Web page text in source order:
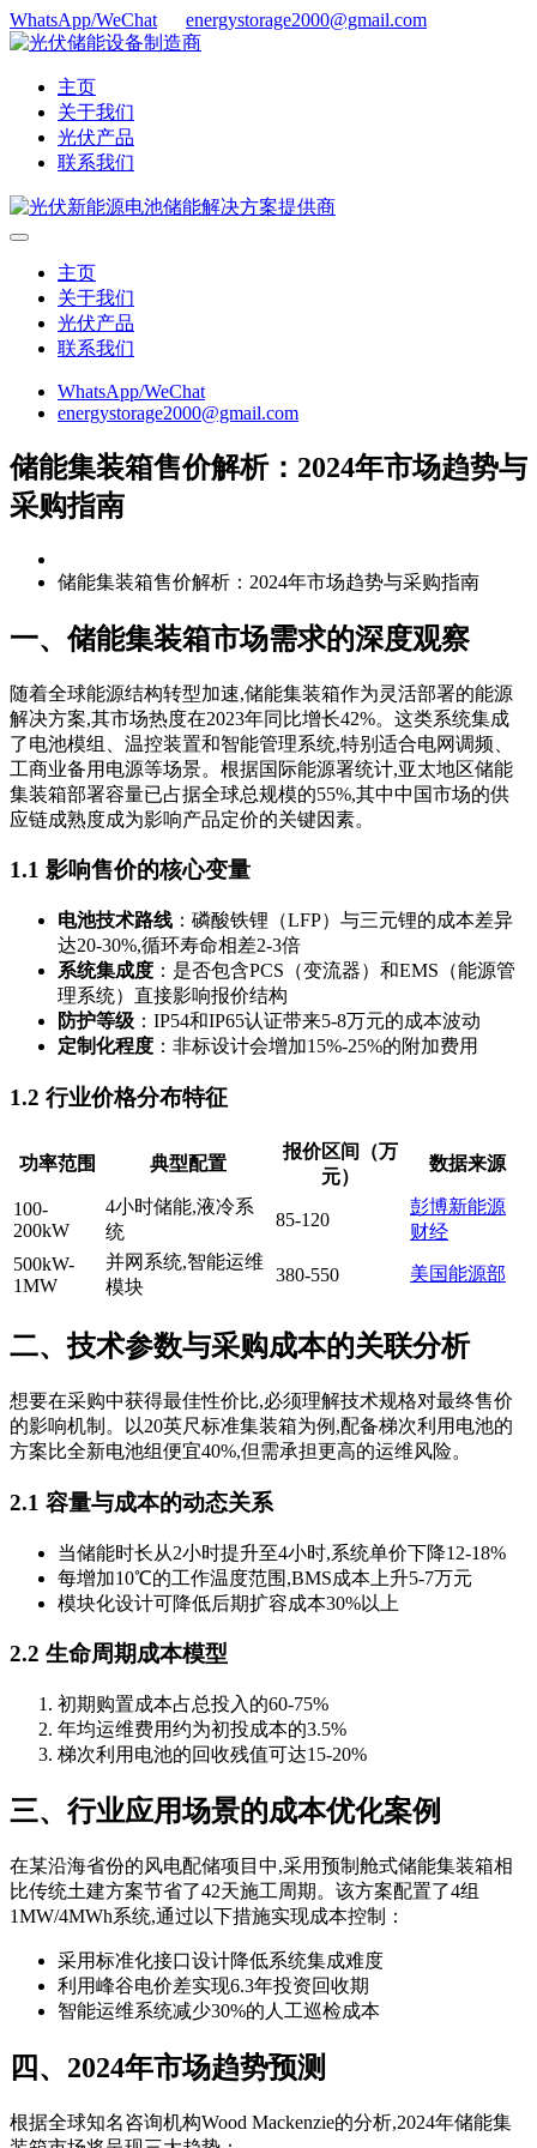
WhatsApp/WeChat energystorage2000@gmail.com
主页
关于我们
光伏产品
联系我们
主页
关于我们
光伏产品
联系我们
WhatsApp/WeChat
energystorage2000@gmail.com
储能集装箱售价解析：2024年市场趋势与
采购指南
储能集装箱售价解析：2024年市场趋势与采购指南
一、储能集装箱市场需求的深度观察
随着全球能源结构转型加速,储能集装箱作为灵活部署的能源
解决方案,其市场热度在2023年同比增长42%。这类系统集成
了电池模组、温控装置和智能管理系统,特别适合电网调频、
工商业备用电源等场景。根据国际能源署统计,亚太地区储能
集装箱部署容量已占据全球总规模的55%,其中中国市场的供
应链成熟度成为影响产品定价的关键因素。
1.1 影响售价的核心变量
电池技术路线 ：磷酸铁锂（LFP）与三元锂的成本差异
达20-30%,循环寿命相差2-3倍
系统集成度 ：是否包含PCS（变流器）和EMS（能源管
理系统）直接影响报价结构
防护等级 ：IP54和IP65认证带来5-8万元的成本波动
定制化程度 ：非标设计会增加15%-25%的附加费用
1.2 行业价格分布特征
功率范围 典型配置
报价区间（万
元）
数据来源
100-
200kW
4小时储能,液冷系
统
85-120
彭博新能源
财经
500kW-
1MW
并网系统,智能运维
模块
380-550 美国能源部
二、技术参数与采购成本的关联分析
想要在采购中获得最佳性价比,必须理解技术规格对最终售价
的影响机制。以20英尺标准集装箱为例,配备梯次利用电池的
方案比全新电池组便宜40%,但需承担更高的运维风险。
2.1 容量与成本的动态关系
当储能时长从2小时提升至4小时,系统单价下降12-18%
每增加10℃的工作温度范围,BMS成本上升5-7万元
模块化设计可降低后期扩容成本30%以上
2.2 生命周期成本模型
初期购置成本占总投入的60-75%
年均运维费用约为初投成本的3.5%
梯次利用电池的回收残值可达15-20%
三、行业应用场景的成本优化案例
在某沿海省份的风电配储项目中,采用预制舱式储能集装箱相
比传统土建方案节省了42天施工周期。该方案配置了4组
1MW/4MWh系统,通过以下措施实现成本控制：
采用标准化接口设计降低系统集成难度
利用峰谷电价差实现6.3年投资回收期
智能运维系统减少30%的人工巡检成本
四、2024年市场趋势预测
根据全球知名咨询机构Wood Mackenzie的分析,2024年储能集